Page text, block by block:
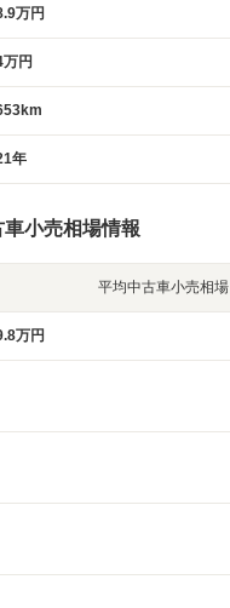
万円
円
年
小売相場情報
平均中古車小売相場
万円